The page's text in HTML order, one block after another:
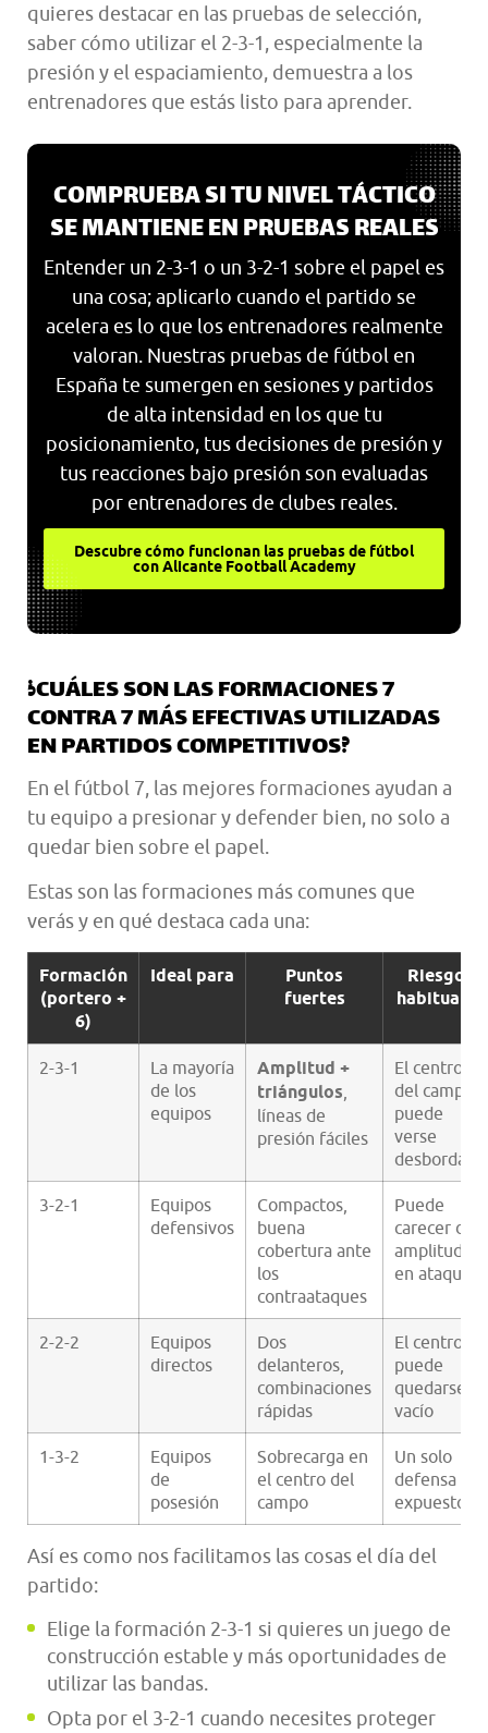
quieres destacar en las pruebas de selección,
saber cómo utilizar el 2-3-1, especialmente la
presión y el espaciamiento, demuestra a los
entrenadores que estás listo para aprender.
COMPRUEBA SI TU NIVEL TÁCTICO
SE MANTIENE EN PRUEBAS REALES
Entender un 2-3-1 o un 3-2-1 sobre el papel es
una cosa; aplicarlo cuando el partido se
acelera es lo que los entrenadores realmente
valoran. Nuestras pruebas de fútbol en
España te sumergen en sesiones y partidos
de alta intensidad en los que tu
posicionamiento, tus decisiones de presión y
tus reacciones bajo presión son evaluadas
por entrenadores de clubes reales.
Descubre cómo funcionan las pruebas de fútbol
con Alicante Football Academy
¿CUÁLES SON LAS FORMACIONES 7
CONTRA 7 MÁS EFECTIVAS UTILIZADAS
EN PARTIDOS COMPETITIVOS?
En el fútbol 7, las mejores formaciones ayudan a
tu equipo a presionar y defender bien, no solo a
quedar bien sobre el papel.
Estas son las formaciones más comunes que
verás y en qué destaca cada una:
Formación
(portero +
6)
Ideal para
Puntos
fuertes
Riesgos
habituales
2-3-1
La mayoría
de los
equipos
Amplitud +
triángulos
líneas de
presión fáciles
El centro
del campo
puede
verse
desbordado
3-2-1
Equipos
defensivos
Compactos,
buena
cobertura ante
los
contraataques
Puede
carecer de
amplitud
en ataque
2-2-2
Equipos
directos
Dos
delanteros,
combinaciones
rápidas
El centro
puede
quedarse
vacío
1-3-2
Equipos
de
posesión
Sobrecarga en
el centro del
campo
Un solo
defensa
expuesto
Así es como nos facilitamos las cosas el día del
partido:
Elige la formación 2-3-1 si quieres un juego de
construcción estable y más oportunidades de
utilizar las bandas.
Opta por el 3-2-1 cuando necesites proteger